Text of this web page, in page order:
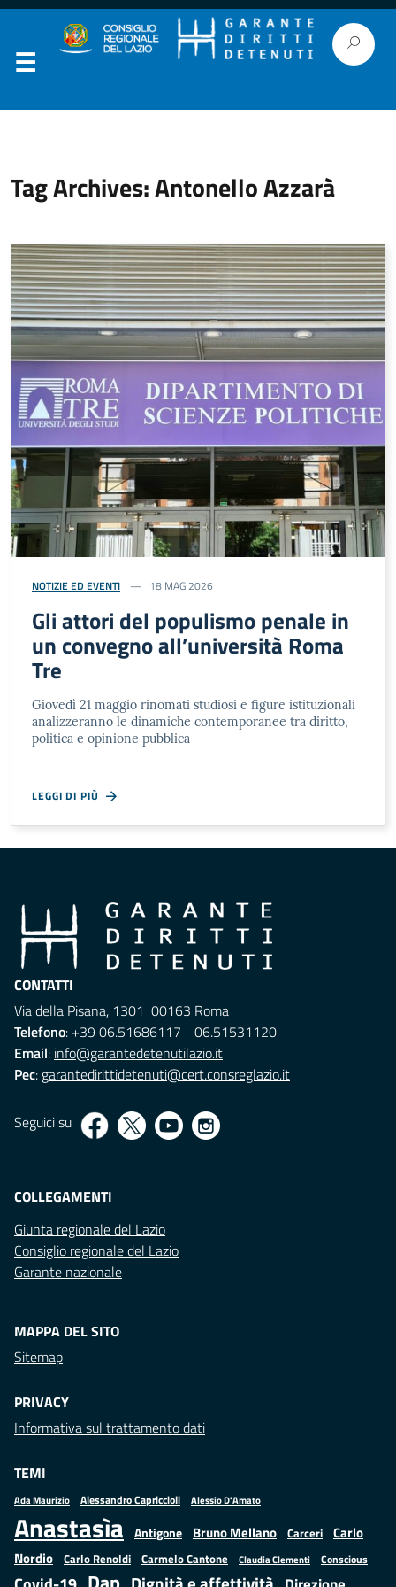
Tag Archives: Antonello Azzarà
NOTIZIE ED EVENTI 18 MAG 2026
Gli attori del populismo penale in
un convegno all’università Roma
Tre
Giovedì 21 maggio rinomati studiosi e figure istituzionali
analizzeranno le dinamiche contemporanee tra diritto,
politica e opinione pubblica
LEGGI DI PIÙ
CONTATTI
Via della Pisana, 1301 00163 Roma
Telefono: +39 06.51686117 - 06.51531120
Email: info@garantedetenutilazio.it
Pec: garantedirittidetenuti@cert.consreglazio.it
Seguici su
COLLEGAMENTI
Giunta regionale del Lazio
Consiglio regionale del Lazio
Garante nazionale
MAPPA DEL SITO
Sitemap
PRIVACY
Informativa sul trattamento dati
TEMI
Ada Maurizio Alessandro Capriccioli Alessio D'Amato
Anastasìa Antigone Bruno Mellano Carceri
Carlo
Nordio Carlo Renoldi Carmelo Cantone Claudia Clementi Conscious